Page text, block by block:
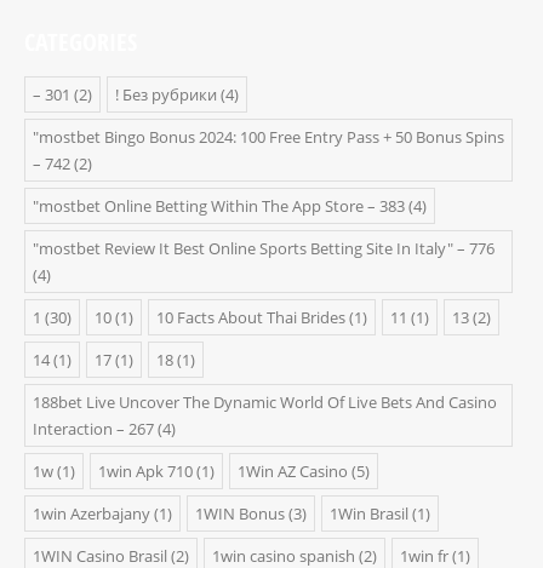
– 301 (2) ! Без рубрики (4)
"mostbet Bingo Bonus 2024: 100 Free Entry Pass + 50 Bonus Spins
– 742(2)
"‎mostbet Online Betting Within The App Store – 383(4)
"mostbet Review It Best Online Sports Betting Site In Italy" – 776
(4)
1 (30) 10(1) 10 Facts About Thai Brides(1) 11 (1) 13(2)
14(1) 17(1) 18(1)
188bet Live Uncover The Dynamic World Of Live Bets And Casino
Interaction – 267(4)
1w(1) 1win Apk 710(1) 1Win AZ Casino (5)
1win Azerbajany(1) 1WIN Bonus(3) 1Win Brasil (1)
1WIN Casino Brasil (2) 1win casino spanish (2) 1win fr(1)